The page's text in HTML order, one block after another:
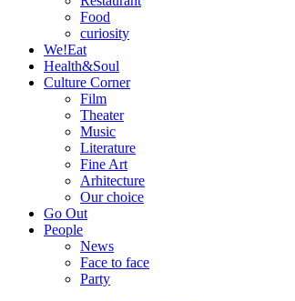
Food
curiosity
We!Eat
Health&Soul
Culture Corner
Film
Theater
Music
Literature
Fine Art
Arhitecture
Our choice
Go Out
People
News
Face to face
Party